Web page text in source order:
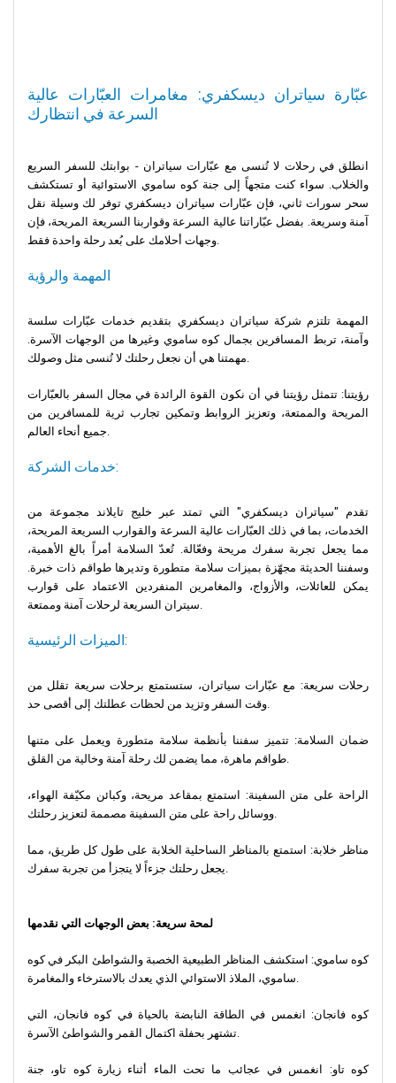
عبّارة سياتران ديسكفري: مغامرات العبّارات عالية
السرعة في انتظارك
انطلق في رحلات لا تُنسى مع عبّارات سياتران - بوابتك للسفر السريع
والخلاب. سواء كنت متجهاً إلى جنة كوه ساموي الاستوائية أو تستكشف
سحر سورات ثاني، فإن عبّارات سياتران ديسكفري توفر لك وسيلة نقل
آمنة وسريعة. بفضل عبّاراتنا عالية السرعة وقواربنا السريعة المريحة، فإن
المهمة والرؤية
المهمة تلتزم شركة سياتران ديسكفري بتقديم خدمات عبّارات سلسة
وآمنة، تربط المسافرين بجمال كوه ساموي وغيرها من الوجهات الآسرة.
رؤيتنا: تتمثل رؤيتنا في أن نكون القوة الرائدة في مجال السفر بالعبّارات
المريحة والممتعة، وتعزيز الروابط وتمكين تجارب ثرية للمسافرين من
خدمات الشركة:
تقدم "سياتران ديسكفري" التي تمتد عبر خليج تايلاند مجموعة من
الخدمات، بما في ذلك العبّارات عالية السرعة والقوارب السريعة المريحة،
مما يجعل تجربة سفرك مريحة وفعّالة. تُعدّ السلامة أمراً بالغ الأهمية،
وسفننا الحديثة مجهّزة بميزات سلامة متطورة وتديرها طواقم ذات خبرة.
يمكن للعائلات، والأزواج، والمغامرين المنفردين الاعتماد على قوارب
الميزات الرئيسية:
رحلات سريعة: مع عبّارات سياتران، ستستمتع برحلات سريعة تقلل من
ضمان السلامة: تتميز سفننا بأنظمة سلامة متطورة ويعمل على متنها
الراحة على متن السفينة: استمتع بمقاعد مريحة، وكبائن مكيّفة الهواء،
مناظر خلابة: استمتع بالمناظر الساحلية الخلابة على طول كل طريق، مما
لمحة سريعة: بعض الوجهات التي نقدمها
كوه ساموي: استكشف المناظر الطبيعية الخصبة والشواطئ البكر في كوه
كوه فانجان: انغمس في الطاقة النابضة بالحياة في كوه فانجان، التي
كوه تاو: انغمس في عجائب ما تحت الماء أثناء زيارة كوه تاو، جنة